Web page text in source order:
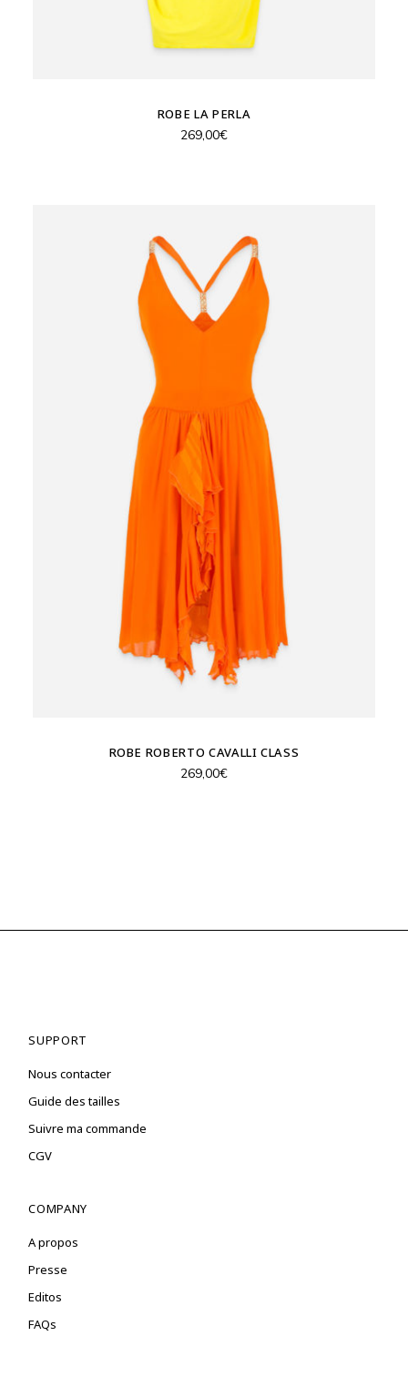
ROBE LA PERLA
269,00€
ROBE ROBERTO CAVALLI CLASS
269,00€
SUPPORT
Nous contacter
Guide des tailles
Suivre ma commande
CGV
COMPANY
A propos
Presse
Editos
FAQs